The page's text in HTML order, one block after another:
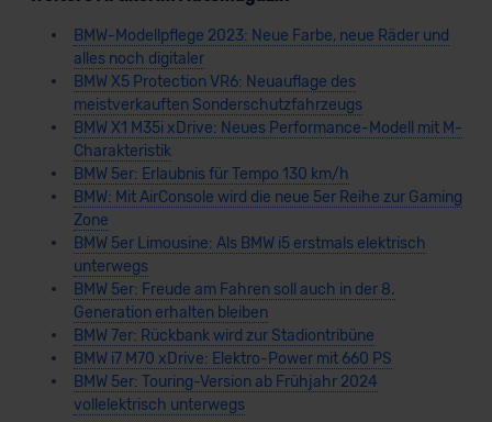
BMW-Modellpflege 2023: Neue Farbe, neue Räder und
alles noch digitaler
BMW X5 Protection VR6: Neuauflage des
meistverkauften Sonderschutzfahrzeugs
BMW X1 M35i xDrive: Neues Performance-Modell mit M-
Charakteristik
BMW 5er: Erlaubnis für Tempo 130 km/h
BMW: Mit AirConsole wird die neue 5er Reihe zur Gaming
Zone
BMW 5er Limousine: Als BMW i5 erstmals elektrisch
unterwegs
BMW 5er: Freude am Fahren soll auch in der 8.
Generation erhalten bleiben
BMW 7er: Rückbank wird zur Stadiontribüne
BMW i7 M70 xDrive: Elektro-Power mit 660 PS
BMW 5er: Touring-Version ab Frühjahr 2024
vollelektrisch unterwegs